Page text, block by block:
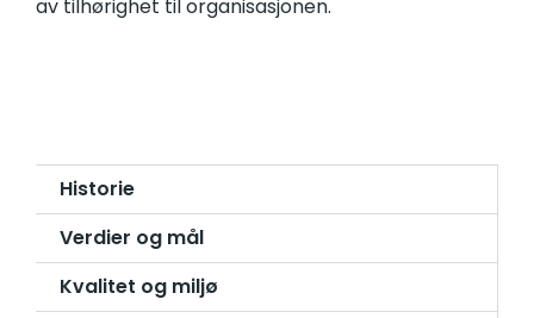
av tilhørighet til organisasjonen.
Historie
Verdier og mål
Kvalitet og miljø